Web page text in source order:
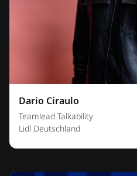
Dario Ciraulo
Teamlead Talkability
Lidl Deutschland